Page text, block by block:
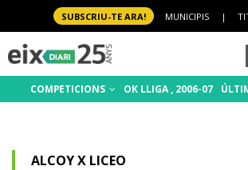
SUBSCRIU-TE ARA! MUNICIPIS |
COMPETICIONS OK LLIGA , 2006-07
ALCOY X LICEO